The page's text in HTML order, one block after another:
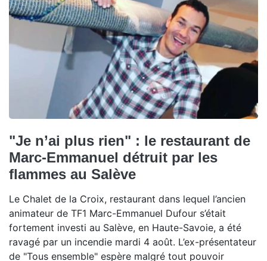
"Je n’ai plus rien" : le restaurant de
Marc-Emmanuel détruit par les
flammes au Salève
Le Chalet de la Croix, restaurant dans lequel l’ancien
animateur de TF1 Marc-Emmanuel Dufour s’était
fortement investi au Salève, en Haute-Savoie, a été
ravagé par un incendie mardi 4 août. L’ex-présentateur
de "Tous ensemble" espère malgré tout pouvoir